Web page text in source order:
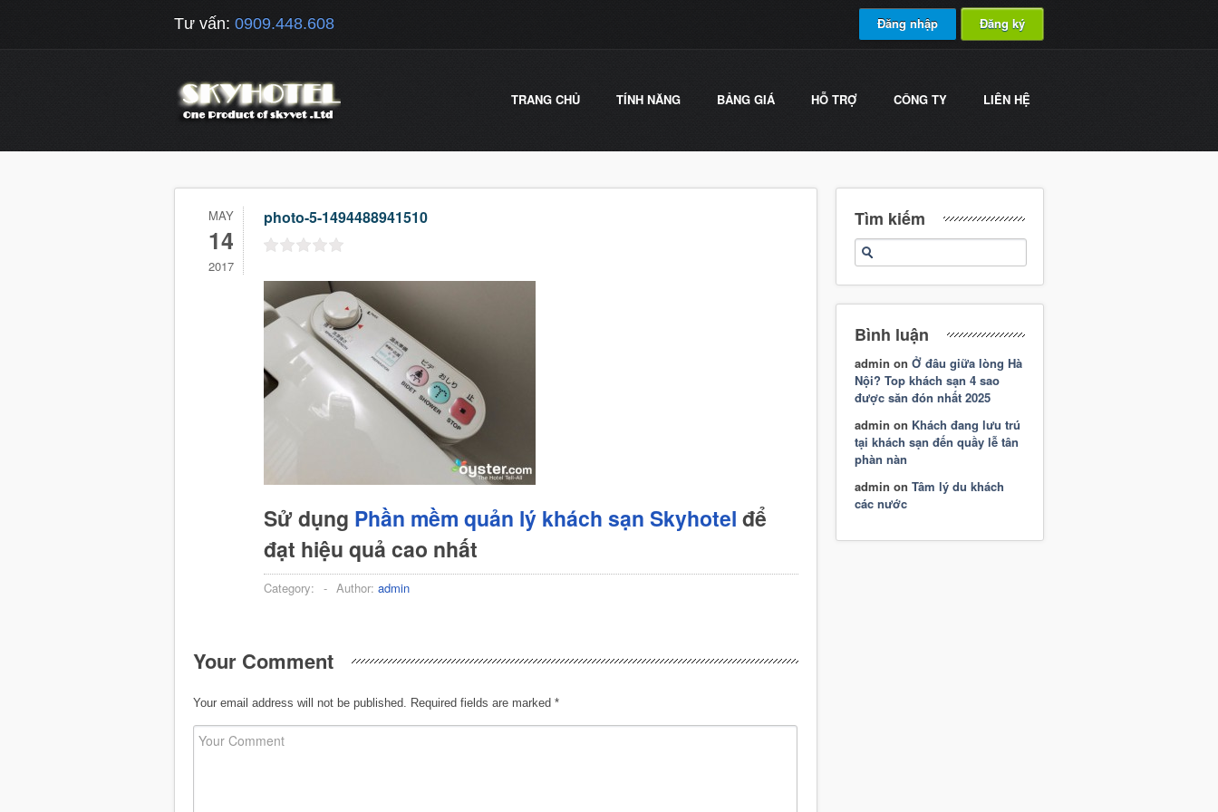
Tư vấn: 0909.448.608 Đăng nhập Đăng ký
TRANG CHỦ TÍNH NĂNG BẢNG GIÁ HỖ TRỢ CÔNG TY LIÊN HỆ
MAY
14
2017
photo-5-1494488941510
Sử dụng Phần mềm quản lý khách sạn Skyhotel để
đạt hiệu quả cao nhất
Category: - Author: admin
Your Comment
Your email address will not be published. Required fields are marked *
Tìm kiếm
Bình luận
admin on Ở đâu giữa lòng Hà
Nội? Top khách sạn 4 sao
được săn đón nhất 2025
admin on Khách đang lưu trú
tại khách sạn đến quầy lễ tân
phàn nàn
admin on Tâm lý du khách
các nước